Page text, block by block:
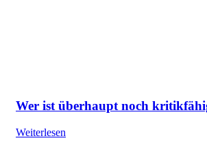
Wer ist überhaupt noch
Weiterlesen